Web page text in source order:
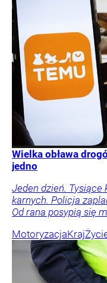
Wielka obława
jedno
Jeden dzień.
karnych. Policja
Od rana posypią się
MotoryzacjaKraj